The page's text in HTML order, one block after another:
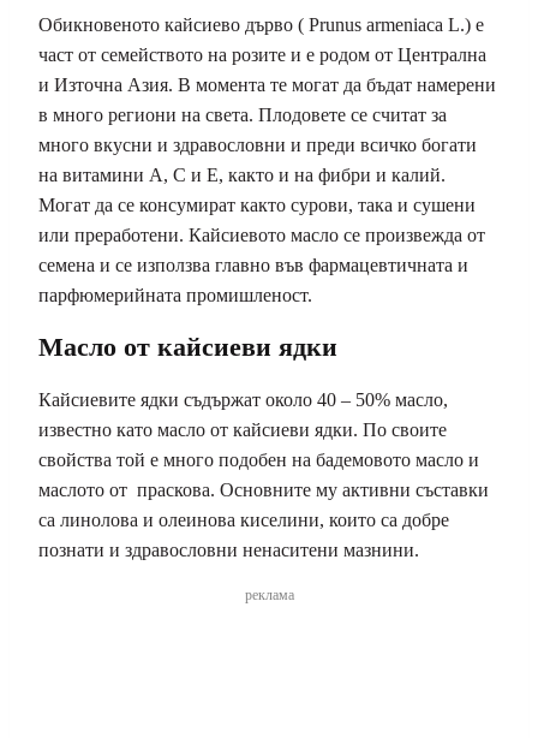
Обикновеното кайсиево дърво ( Prunus armeniaca L.) е
част от семейството на розите и е родом от Централна
и Източна Азия. В момента те могат да бъдат намерени
в много региони на света. Плодовете се считат за
много вкусни и здравословни и преди всичко богати
на витамини А, С и Е, както и на фибри и калий.
Могат да се консумират както сурови, така и сушени
или преработени. Кайсиевото масло се произвежда от
семена и се използва главно във фармацевтичната и
парфюмерийната промишленост.
Масло от кайсиеви ядки
Кайсиевите ядки съдържат около 40 – 50% масло,
известно като масло от кайсиеви ядки. По своите
свойства той е много подобен на бадемовото масло и
маслото от праскова. Основните му активни съставки
са линолова и олеинова киселини, които са добре
познати и здравословни ненаситени мазнини.
реклама